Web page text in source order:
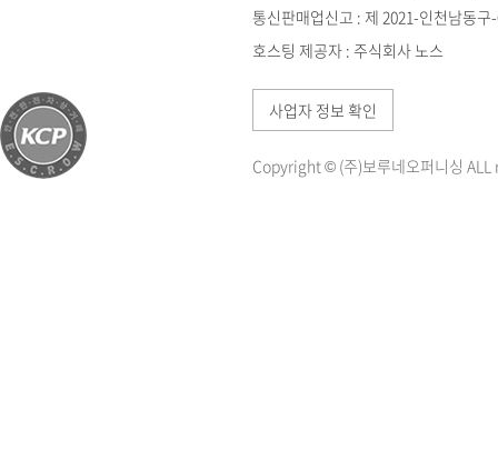
통신판매업신고 : 제 2021-인천남동
호스팅 제공자 : 주식회사 노스
사업자 정보 확인
Copyright © (주)보루네오퍼니싱